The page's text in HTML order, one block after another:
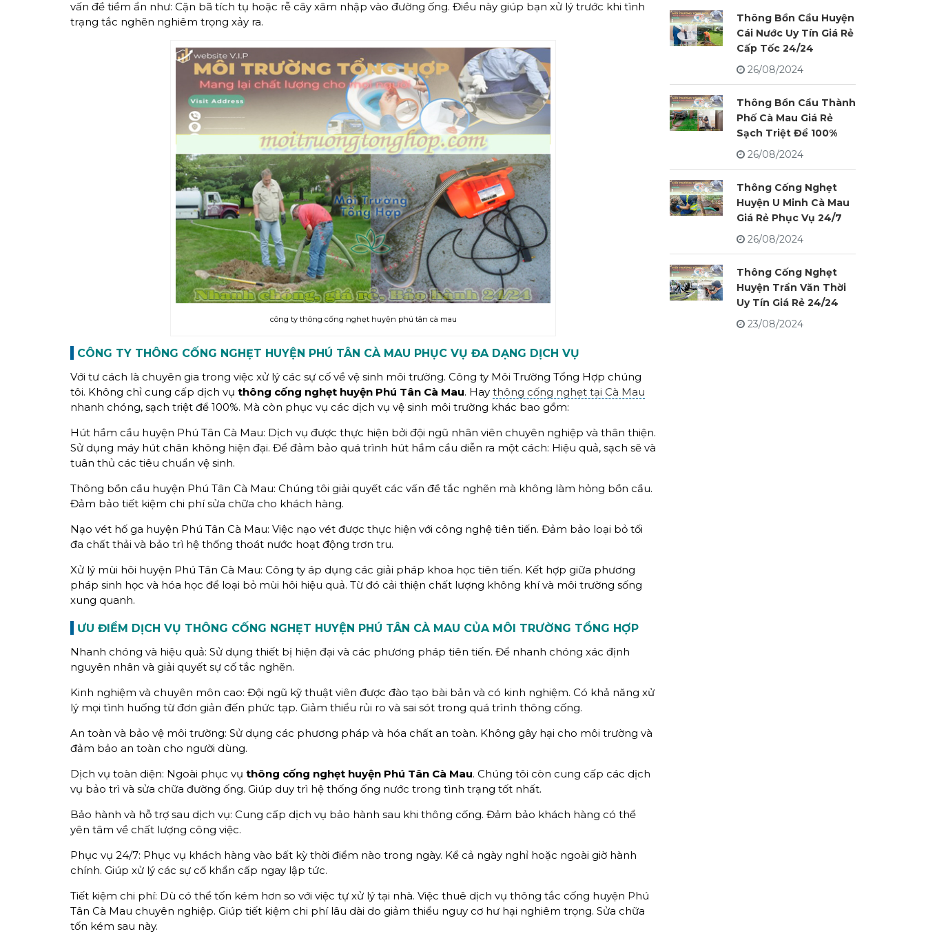
vấn đề tiềm ẩn như: Cặn bã tích tụ hoặc rễ cây xâm nhập vào đường ống. Điều này giúp bạn xử lý trước khi tình
trạng tắc nghẽn nghiêm trọng xảy ra.
công ty thông cống nghẹt huyện phú tân cà mau
CÔNG TY THÔNG CỐNG NGHẸT HUYỆN PHÚ TÂN CÀ MAU PHỤC VỤ ĐA DẠNG DỊCH VỤ
Với tư cách là chuyên gia trong việc xử lý các sự cố về vệ sinh môi trường. Công ty Môi Trường Tổng Hợp chúng
tôi. Không chỉ cung cấp dịch vụ thông cống nghẹt huyện Phú Tân Cà Mau. Hay thông cống nghẹt tại Cà Mau
nhanh chóng, sạch triệt để 100%. Mà còn phục vụ các dịch vụ vệ sinh môi trường khác bao gồm:
Hút hầm cầu huyện Phú Tân Cà Mau: Dịch vụ được thực hiện bởi đội ngũ nhân viên chuyên nghiệp và thân thiện.
Sử dụng máy hút chân không hiện đại. Để đảm bảo quá trình hút hầm cầu diễn ra một cách: Hiệu quả, sạch sẽ và
tuân thủ các tiêu chuẩn vệ sinh.
Thông bồn cầu huyện Phú Tân Cà Mau: Chúng tôi giải quyết các vấn đề tắc nghẽn mà không làm hỏng bồn cầu.
Đảm bảo tiết kiệm chi phí sửa chữa cho khách hàng.
Nạo vét hố ga huyện Phú Tân Cà Mau: Việc nạo vét được thực hiện với công nghệ tiên tiến. Đảm bảo loại bỏ tối
đa chất thải và bảo trì hệ thống thoát nước hoạt động trơn tru.
Xử lý mùi hôi huyện Phú Tân Cà Mau: Công ty áp dụng các giải pháp khoa học tiên tiến. Kết hợp giữa phương
pháp sinh học và hóa học để loại bỏ mùi hôi hiệu quả. Từ đó cải thiện chất lượng không khí và môi trường sống
xung quanh.
ƯU ĐIỂM DỊCH VỤ THÔNG CỐNG NGHẸT HUYỆN PHÚ TÂN CÀ MAU CỦA MÔI TRƯỜNG TỔNG HỢP
Nhanh chóng và hiệu quả: Sử dụng thiết bị hiện đại và các phương pháp tiên tiến. Để nhanh chóng xác định
nguyên nhân và giải quyết sự cố tắc nghẽn.
Kinh nghiệm và chuyên môn cao: Đội ngũ kỹ thuật viên được đào tạo bài bản và có kinh nghiệm. Có khả năng xử
lý mọi tình huống từ đơn giản đến phức tạp. Giảm thiểu rủi ro và sai sót trong quá trình thông cống.
An toàn và bảo vệ môi trường: Sử dụng các phương pháp và hóa chất an toàn. Không gây hại cho môi trường và
đảm bảo an toàn cho người dùng.
Dịch vụ toàn diện: Ngoài phục vụ thông cống nghẹt huyện Phú Tân Cà Mau. Chúng tôi còn cung cấp các dịch
vụ bảo trì và sửa chữa đường ống. Giúp duy trì hệ thống ống nước trong tình trạng tốt nhất.
Bảo hành và hỗ trợ sau dịch vụ: Cung cấp dịch vụ bảo hành sau khi thông cống. Đảm bảo khách hàng có thể
yên tâm về chất lượng công việc.
Phục vụ 24/7: Phục vụ khách hàng vào bất kỳ thời điểm nào trong ngày. Kể cả ngày nghỉ hoặc ngoài giờ hành
chính. Giúp xử lý các sự cố khẩn cấp ngay lập tức.
Tiết kiệm chi phí: Dù có thể tốn kém hơn so với việc tự xử lý tại nhà. Việc thuê dịch vụ thông tắc cống huyện Phú
Tân Cà Mau chuyên nghiệp. Giúp tiết kiệm chi phí lâu dài do giảm thiểu nguy cơ hư hại nghiêm trọng. Sửa chữa
tốn kém sau này.
Thông Bồn Cầu Huyện
Cái Nước Uy Tín Giá Rẻ
Cấp Tốc 24/24
26/08/2024
Thông Bồn Cầu Thành
Phố Cà Mau Giá Rẻ
Sạch Triệt Để 100%
26/08/2024
Thông Cống Nghẹt
Huyện U Minh Cà Mau
Giá Rẻ Phục Vụ 24/7
26/08/2024
Thông Cống Nghẹt
Huyện Trần Văn Thời
Uy Tín Giá Rẻ 24/24
23/08/2024